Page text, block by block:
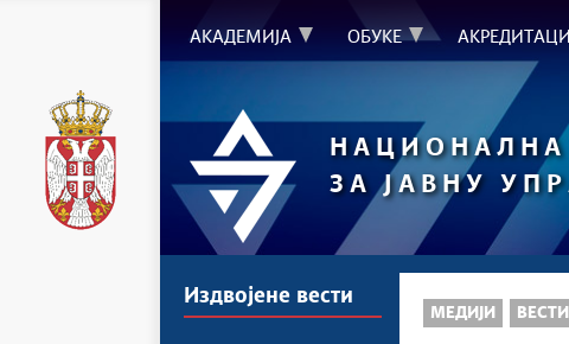
АКАДЕМИЈА ОБУКЕ
ЗА ЈАВНУ
Издвојене вести
МЕДИЈИ ВЕСТИ